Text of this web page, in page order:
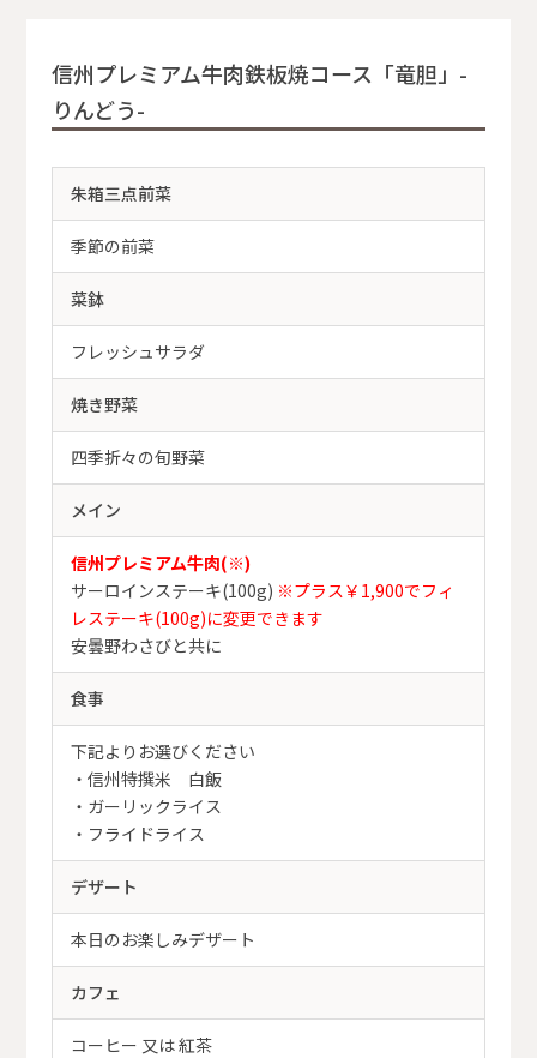
信州プレミアム牛肉鉄板焼コース「竜胆」-
りんどう-
朱箱三点前菜
季節の前菜
菜鉢
フレッシュサラダ
焼き野菜
四季折々の旬野菜
メイン
信州プレミアム牛肉(※)
サーロインステーキ(100g) ※プラス￥1,900でフィ
レステーキ(100g)に変更できます
安曇野わさびと共に
食事
下記よりお選びください
・信州特撰米 白飯
・ガーリックライス
・フライドライス
デザート
本日のお楽しみデザート
カフェ
コーヒー 又は 紅茶